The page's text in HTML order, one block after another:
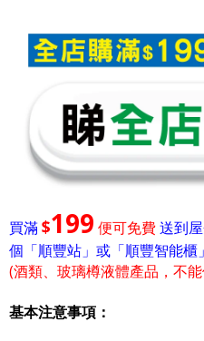
買滿$199 便可免費送到
個「順豐站」或「順豐智能櫃」
(酒類、玻璃樽液體產品，不
基本注意事項：